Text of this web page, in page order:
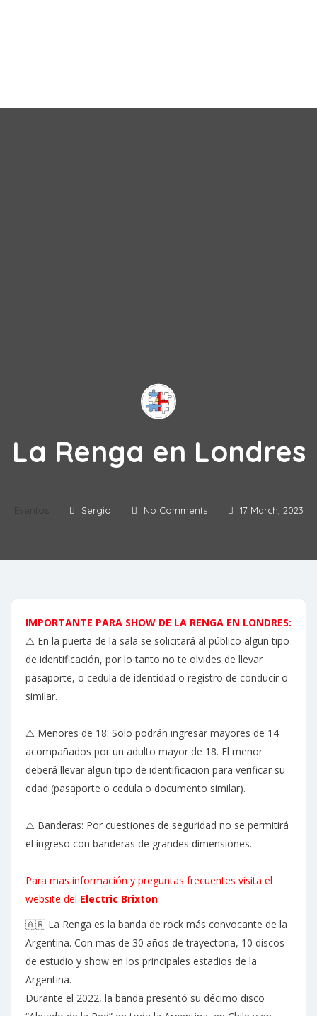
La Renga en Londres
Eventos Sergio No Comments 17 March, 2023
IMPORTANTE PARA SHOW DE LA RENGA EN LONDRES:
⚠️ En la puerta de la sala se solicitará al público algun tipo
de identificación, por lo tanto no te olvides de llevar
pasaporte, o cedula de identidad o registro de conducir o
similar.
⚠️ Menores de 18: Solo podrán ingresar mayores de 14
acompañados por un adulto mayor de 18. El menor
deberá llevar algun tipo de identificacion para verificar su
edad (pasaporte o cedula o documento similar).
⚠️ Banderas: Por cuestiones de seguridad no se permitirá
el ingreso con banderas de grandes dimensiones.
Para mas información y preguntas frecuentes visita el
website del Electric Brixton
🇦🇷 La Renga es la banda de rock más convocante de la
Argentina. Con mas de 30 años de trayectoria, 10 discos
de estudio y show en los principales estadios de la
Argentina.
Durante el 2022, la banda presentó su décimo disco